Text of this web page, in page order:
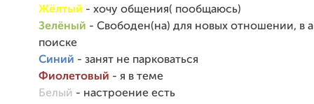
Жёлтый - хочу общения( пообщаюсь)
Зелёный - Свободен(на) для новых отношении, в
поиске
Синий - занят не парковаться
Фиолетовый - я в теме
Белый - настроение есть